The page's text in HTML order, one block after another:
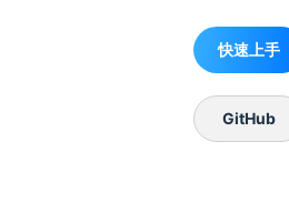
快速上手
GitHub